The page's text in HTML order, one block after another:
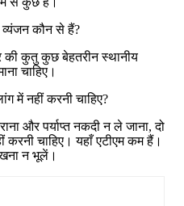
व्यंजन कौन से हैं?
की कुतु कुछ बेहतरीन स्थानीय
चाहिए।
में नहीं करनी चाहिए?
और पर्याप्त नकदी न ले जाना, दो
चाहिए। यहाँ एटीएम कम हैं।
न भूलें।